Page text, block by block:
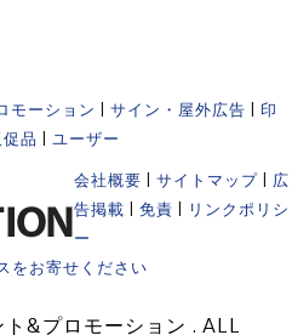
モーション サイン・屋外広告
印
促品 ユーザー
会社概要 サイトマップ
広
告掲載
免責
リンクポリシ
ー
をお寄せください
&プロモーション . ALL